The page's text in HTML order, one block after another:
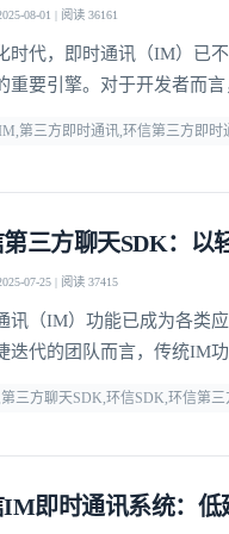
08-01 | 阅读 36161
时代，即时通讯（IM）已
重要引擎。对于开发者而
第三方即时通讯,环信第三方即时
三方聊天SDK：以
07-25 | 阅读 37415
讯（IM）功能已成为各类
迭代的团队而言，传统IM
三方聊天SDK,环信SDK,环信第
即时通讯系统：低
我已阅读并同意
不了，谢谢
登